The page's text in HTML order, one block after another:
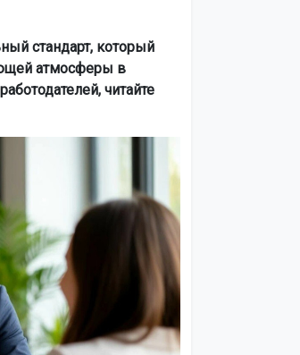
стандарт, который
атмосферы в
читайте